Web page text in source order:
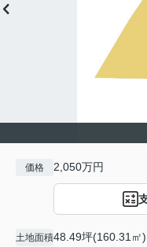
価格 2,050万円
土地面積48.49坪(160.31㎡)